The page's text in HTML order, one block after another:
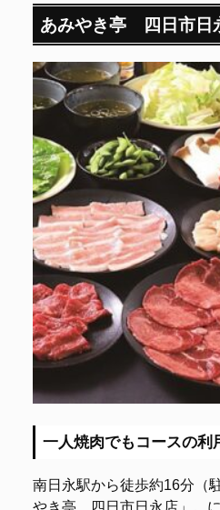
あみやき亭 四日市日
一人焼肉でもコースの利
南日永駅から徒歩約16分（
やき亭 四日市日永店」。